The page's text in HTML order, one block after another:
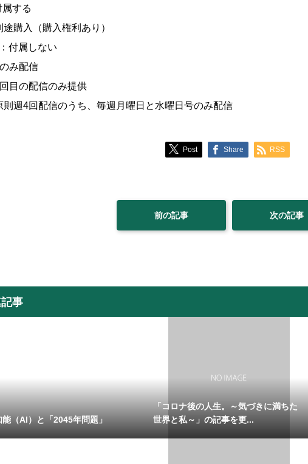
属する
途購入（購入権利あり）
付属しない
み配信
目の配信のみ提供
則週4回配信のうち、毎週月曜日と水曜日号のみ配信
Post Share RSS
前の記事 次の記事
事
能（AI）と「2045年問題」
「コロナ後の人生。～気づきに満ちた
世界と私～」の記事を更...